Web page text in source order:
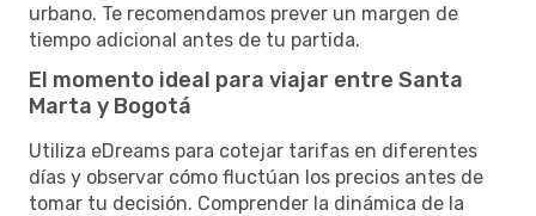
urbano. Te recomendamos prever un margen de
tiempo adicional antes de tu partida.
El momento ideal para viajar entre Santa
Marta y Bogotá
Utiliza eDreams para cotejar tarifas en diferentes
días y observar cómo fluctúan los precios antes de
tomar tu decisión. Comprender la dinámica de la